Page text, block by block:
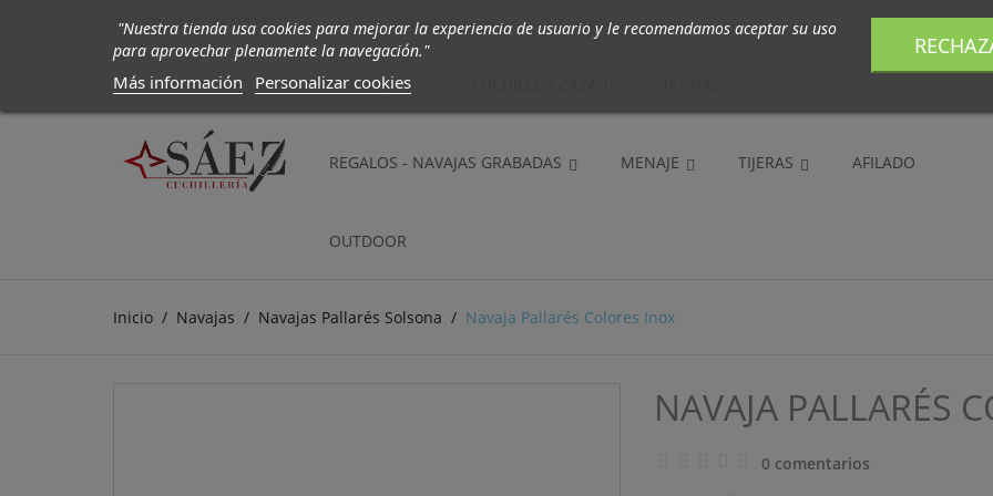
647942190 - 647252972  info@cuchilleriasaez.com  Contacte con nosotros
CUCHILLOS
REGALOS - NAVAJAS GRABADAS MENAJE TIJERAS AFILADO
OUTDOOR
Inicio Navajas Navajas Pallarés Solsona Navaja Pallarés Colores Inox
NAVAJA PALLARÉS
0 comentarios
"Nuestra tienda usa cookies para mejorar la experiencia de usuario y le recomendamos aceptar su uso
para aprovechar plenamente la navegación."
Más información Personalizar cookies